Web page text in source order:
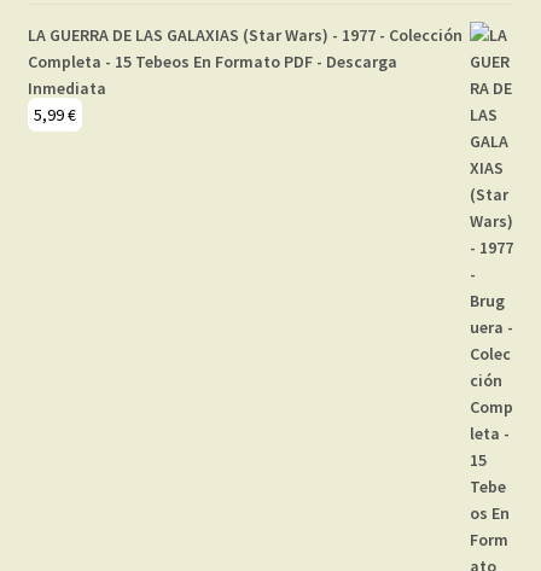
LA GUERRA DE LAS GALAXIAS (Star Wars) - 1977 - Colección
Completa - 15 Tebeos En Formato PDF - Descarga
Inmediata
5,99€